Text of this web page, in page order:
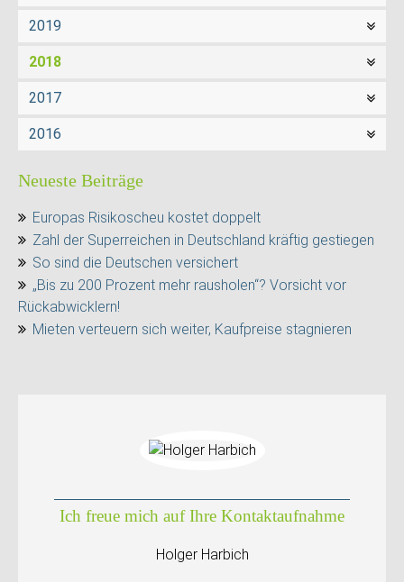
2019
2018
2017
2016
Neueste Beiträge
Europas Risikoscheu kostet doppelt
Zahl der Superreichen in Deutschland kräftig gestiegen
So sind die Deutschen versichert
„Bis zu 200 Prozent mehr rausholen“? Vorsicht vor
Rückabwicklern!
Mieten verteuern sich weiter, Kaufpreise stagnieren
Ich freue mich auf Ihre Kontaktaufnahme
Holger Harbich